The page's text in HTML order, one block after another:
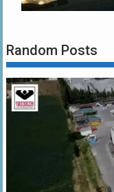
Random Posts